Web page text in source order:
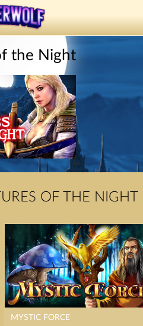
the Night
OF THE NIGHT
MYSTIC FORCE